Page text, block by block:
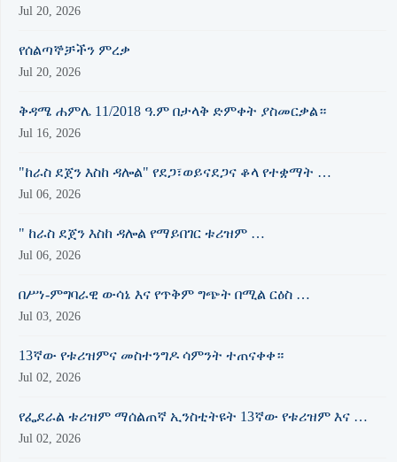
Jul 20, 2026
የሰልጣኞቻችን ምረቃ
Jul 20, 2026
ቅዳሜ ሐምሌ 11/2018 ዓ.ም በታላቅ ድምቀት ያስመርቃል።
Jul 16, 2026
"ከራስ ደጀን እስከ ዳሎል" የደጋ፣ወይናደጋና ቆላ የተቋማት …
Jul 06, 2026
" ከራስ ደጀን እስከ ዳሎል የማይበገር ቱሪዝም …
Jul 06, 2026
በሥነ-ምግባራዊ ውሳኔ እና የጥቅም ግጭት በሚል ርዕስ …
Jul 03, 2026
13ኛው የቱሪዝምና መስተንግዶ ሳምንት ተጠናቀቀ።
Jul 02, 2026
የፌደራል ቱሪዝም ማሰልጠኛ ኢንስቲትዩት 13ኛው የቱሪዝም እና …
Jul 02, 2026